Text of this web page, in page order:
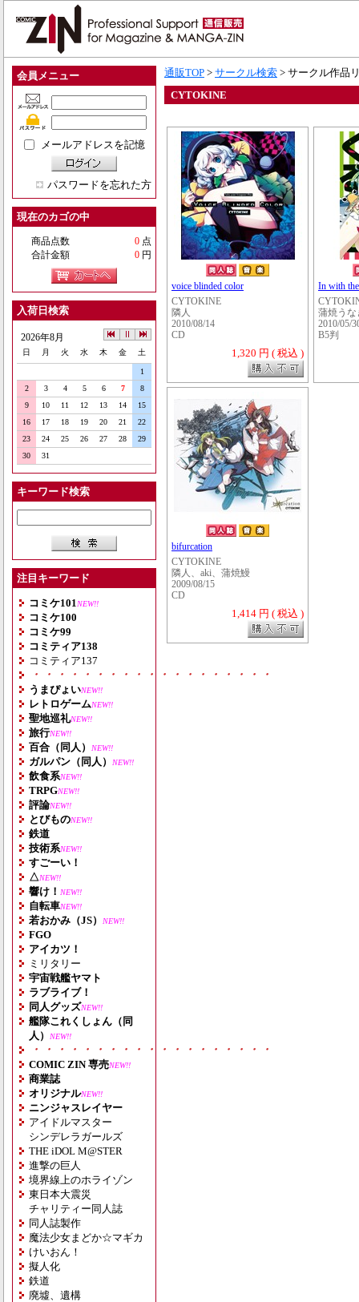
会員メニュー
メールアドレスを記憶
パスワードを忘れた方
現在のカゴの中
商品点数 0 点
合計金額
0 円
入荷日検索
2026年8月
日 月 火 水 木 金 土
1
2
3 4 5 6 7
8
9
10 11 12 13 14
15
16
17 18 19 20 21
22
23
24 25 26 27 28
29
30
31
キーワード検索
注目キーワード
コミケ101 NEW!!
コミケ100
コミケ99
コミティア138
コミティア137
・・・・・・・・・・・・・・・・・・・
うまぴょいNEW!!
レトロゲームNEW!!
聖地巡礼NEW!!
旅行NEW!!
百合（同人） NEW!!
ガルパン（同人） NEW!!
飲食系NEW!!
TRPGNEW!!
評論NEW!!
とびものNEW!!
鉄道
技術系NEW!!
すごーい！
△NEW!!
響け！ NEW!!
自転車NEW!!
若おかみ（JS） NEW!!
FGO
アイカツ！
ミリタリー
宇宙戦艦ヤマト
ラブライブ！
同人グッズNEW!!
艦隊これくしょん（同
人）
NEW!!
・・・・・・・・・・・・・・・・・・・
COMIC ZIN 専売NEW!!
商業誌
オリジナルNEW!!
ニンジャスレイヤー
アイドルマスター
シンデレラガールズ
THE iDOL M@STER
進撃の巨人
境界線上のホライゾン
東日本大震災
チャリティー同人誌
同人誌製作
魔法少女まどか☆マギカ
けいおん！
擬人化
鉄道
廃墟、遺構
通販TOP > サークル検索 > サークル作品
CYTOKINE
voice blinded color
CYTOKINE
隣人
2010/08/14
CD
1,320 円 ( 税込 )
In with
蒲焼うな
2010/05/
B5判
bifurcation
CYTOKINE
隣人、aki、蒲焼鰻
2009/08/15
CD
1,414 円 ( 税込 )